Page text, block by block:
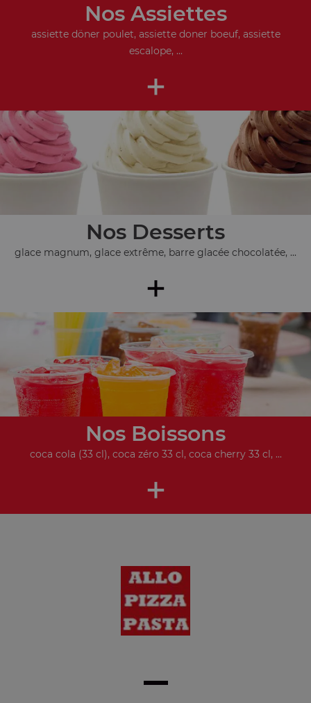
Nos Assiettes
assiette döner poulet, assiette doner boeuf, assiette
escalope, ...
+
Nos Desserts
glace magnum, glace extrême, barre glacée chocolatée, ...
+
Nos Boissons
coca cola (33 cl), coca zéro 33 cl, coca cherry 33 cl, ...
+